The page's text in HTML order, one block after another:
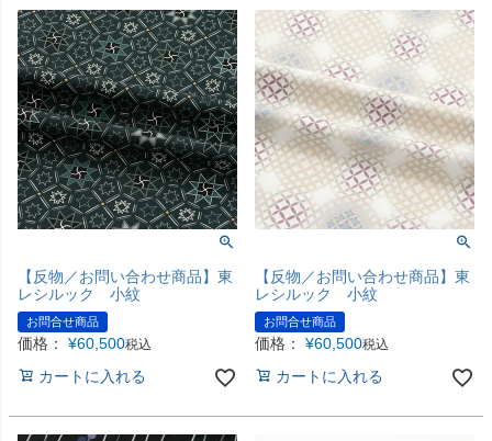
【反物／お問い合わせ商品】東
レシルック 小紋
お問合せ商品
価格： ¥60,500税込
カートに入れる
【反物／お問い合わせ商品】東
レシルック 小紋
お問合せ商品
価格： ¥60,500税込
カートに入れる